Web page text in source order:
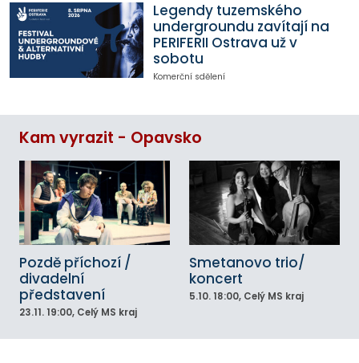
Legendy tuzemského
undergroundu zavítají na
PERIFERII Ostrava už v
sobotu
Komerční sdělení
Kam vyrazit - Opavsko
Pozdě příchozí /
divadelní
představení
23.11. 19:00, Celý MS kraj
Smetanovo trio/
koncert
5.10. 18:00, Celý MS kraj